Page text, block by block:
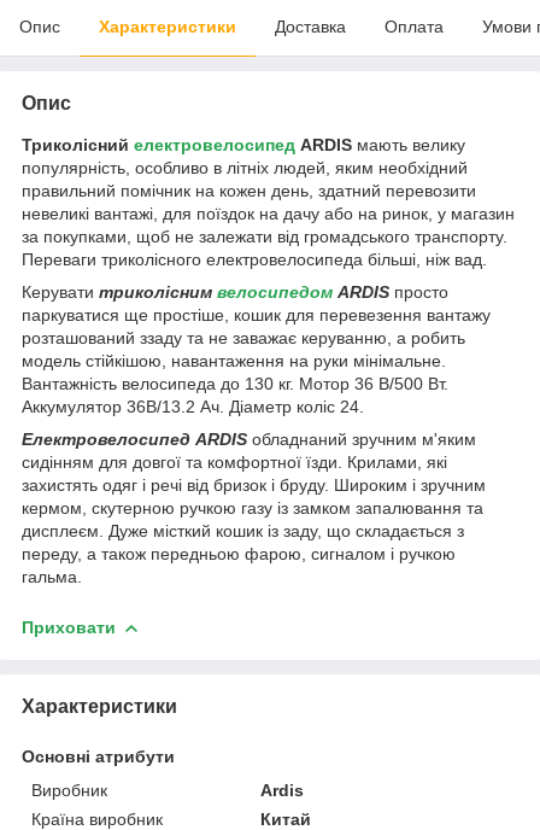
Опис Характеристики Доставка Оплата Умови
Опис
Триколісний електровелосипед ARDIS мають велику
популярність, особливо в літніх людей, яким необхідний
правильний помічник на кожен день, здатний перевозити
невеликі вантажі, для поїздок на дачу або на ринок, у магазин
за покупками, щоб не залежати від громадського транспорту.
Переваги триколісного електровелосипеда більші, ніж вад.
Керувати триколісним велосипедом ARDIS просто
паркуватися ще простіше, кошик для перевезення вантажу
розташований ззаду та не заважає керуванню, а робить
модель стійкішою, навантаження на руки мінімальне.
Вантажність велосипеда до 130 кг. Мотор 36 В/500 Вт.
Аккумулятор 36В/13.2 Ач. Діаметр коліс 24.
Електровелосипед ARDIS обладнаний зручним м'яким
сидінням для довгої та комфортної їзди. Крилами, які
захистять одяг і речі від бризок і бруду. Широким і зручним
кермом, скутерною ручкою газу із замком запалювання та
дисплеєм. Дуже місткий кошик із заду, що складається з
переду, а також передньою фарою, сигналом і ручкою
гальма.
Приховати
Характеристики
Основні атрибути
Виробник
Ardis
Країна виробник
Китай